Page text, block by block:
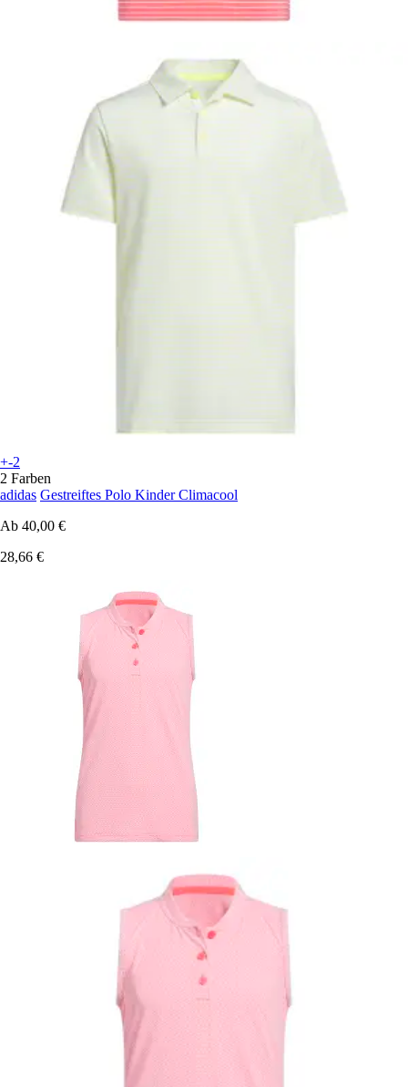
+-2
2 Farben
adidas Gestreiftes Polo Kinder Climacool
Ab 40,00 €
28,66 €